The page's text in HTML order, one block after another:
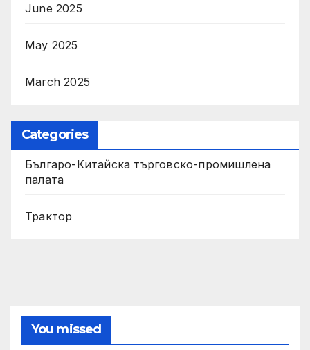
June 2025
May 2025
March 2025
Categories
Българо-Китайска търговско-промишлена
палата
Трактор
You missed